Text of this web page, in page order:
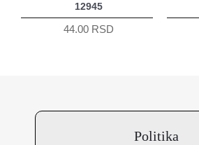
12945
44.00 RSD
Politika